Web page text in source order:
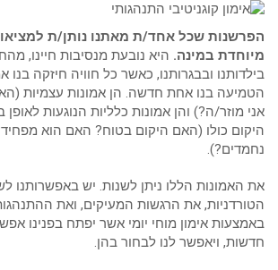
הפרשנות שכל אחד/ת מאתנו נותן/ת למציאות
מיוחדת במינה.היא נובעת מנסיבות חיינו,
בילדותנו ובבגרותנו, כאשר כל חוויה חיזקה בנו
הטמיעה בנו אחת חדשה. הן אמונות עצמיות (האם
אני מוזר/ה?) והן אמונות כלליות הנוגעות לאופן
היקום כולו (האם היקום בטוח? האם הוא
נחמדים?).
את האמונות הללו ניתן לשנות. יש באפשרותנו
הטורדניות, את הרגשות המעיקים, ואת
באמצעות אימון מוחי יומי אשר יפתח בפנינו
חדשות, ויאפשר לנו לבחור בהן.